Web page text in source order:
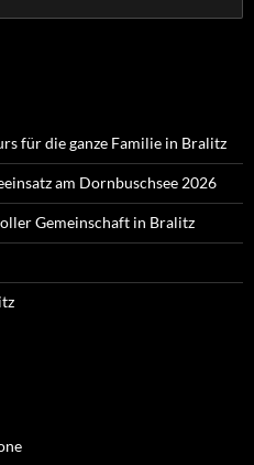
für die ganze Familie in Bralitz
am Dornbuschsee 2026
Gemeinschaft in Bralitz